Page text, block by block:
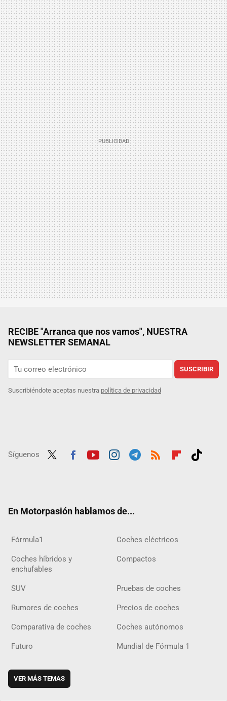
RECIBE "Arranca que nos vamos", NUESTRA
NEWSLETTER SEMANAL
SUSCRIBIR
Suscribiéndote aceptas nuestra política de privacidad
Síguenos
En Motorpasión hablamos de...
Fórmula1 Coches eléctricos
Coches híbridos y
enchufables
Compactos
SUV Pruebas de coches
Rumores de coches Precios de coches
Comparativa de coches Coches autónomos
Futuro Mundial de Fórmula 1
VER MÁS TEMAS